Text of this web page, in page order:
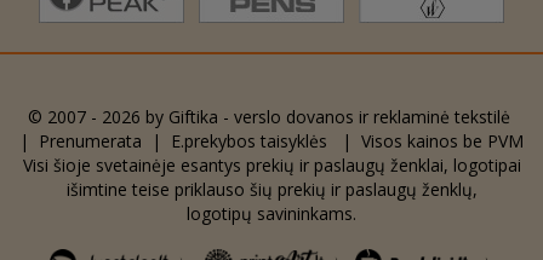
© 2007 - 2026 by Giftika - verslo dovanos ir reklaminė tekstilė
|
Prenumerata | E.prekybos taisyklės | Visos kainos be PVM
Visi šioje svetainėje esantys prekių ir paslaugų ženklai, logotipai
išimtine teise priklauso šių prekių ir paslaugų ženklų,
logotipų savininkams.